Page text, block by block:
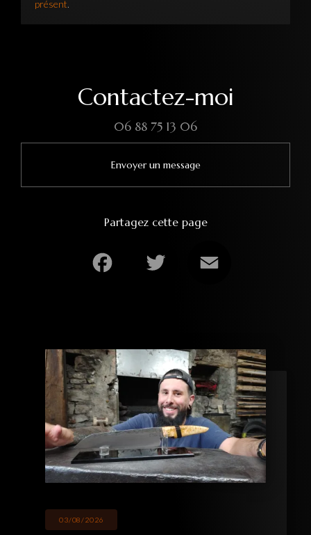
présent.
Contactez-moi
06 88 75 13 06
Envoyer un message
Partagez cette page
03/08/2026